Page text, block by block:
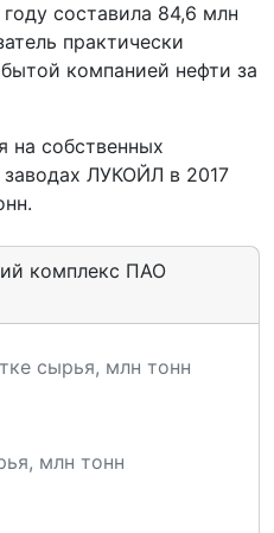
составила 84,6 млн
практически
компанией нефти за
на собственных
ЛУКОЙЛ в 2017
комплекс ПАО
сырья, млн тонн
млн тонн